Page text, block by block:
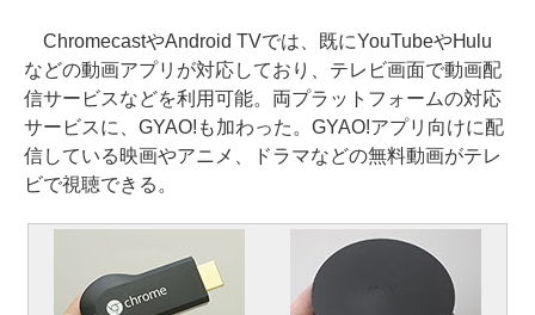
ChromecastやAndroid TVでは、既にYouTubeやHulu
などの動画アプリが対応しており、テレビ画面で動画配
信サービスなどを利用可能。両プラットフォームの対応
サービスに、GYAO!も加わった。GYAO!アプリ向けに配
信している映画やアニメ、ドラマなどの無料動画がテレ
ビで視聴できる。